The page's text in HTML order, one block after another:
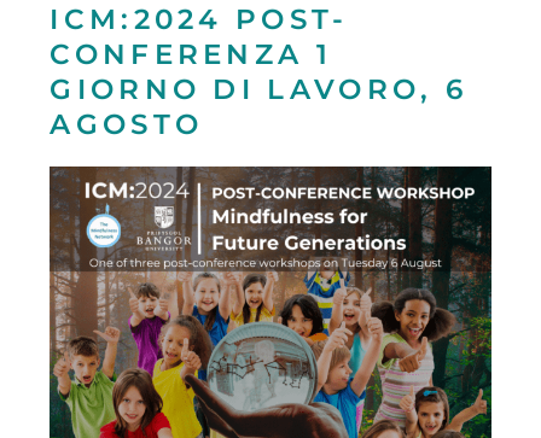
ICM:2024 POST-
CONFERENZA 1
GIORNO DI LAVORO, 6
AGOSTO